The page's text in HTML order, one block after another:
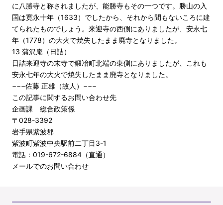
に八勝寺と称されましたが、能勝寺もその一つです。勝山の入
国は寛永十年（1633）でしたから、それから間もないころに建
てられたものでしょう。来迎寺の西側にありましたが、安永七
年（1778）の大火で焼失したまま廃寺となりました。
13 蒲沢庵（日詰）
日詰来迎寺の末寺で鍛冶町北端の東側にありましたが、これも
安永七年の大火で焼失したまま廃寺となりました。
−−−佐藤 正雄（故人）−−−
この記事に関するお問い合わせ先
企画課 総合政策係
〒028-3392
岩手県紫波郡
紫波町紫波中央駅前二丁目3-1
電話：019-672-6884（直通）
メールでのお問い合わせ